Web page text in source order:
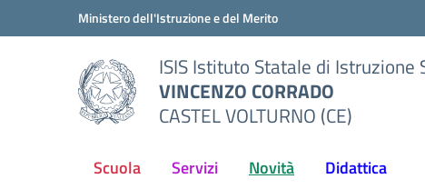
Vai ai contenuti
Vai al menu di navigazioneMinistero dell'Istruzione e del Merito
ISIS Istituto Statale di Istruzione
VINCENZO CORRADO
CASTEL VOLTURNO (CE)
Scuola Servizi Novità Didattica